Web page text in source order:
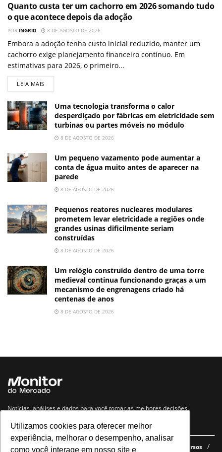
Utilizamos cookies para oferecer melhor
experiência, melhorar o desempenho, analisar
como você interage em nosso site e
Quanto custa ter um cachorro em 2026 somando tudo
o que acontece depois da adoção
POR INGRID 8 DE AGOSTO DE 2026
Embora a adoção tenha custo inicial reduzido, manter um
cachorro exige planejamento financeiro contínuo. Em
estimativas para 2026, o primeiro...
LEIA MAIS
Uma tecnologia transforma o calor
desperdiçado por fábricas em eletricidade sem
turbinas ou partes móveis no módulo
8 DE AGOSTO DE 2026
Um pequeno vazamento pode aumentar a
conta de água muito antes de aparecer na
parede
8 DE AGOSTO DE 2026
Pequenos reatores nucleares modulares
prometem levar eletricidade a regiões onde
grandes usinas dificilmente seriam
construídas
8 DE AGOSTO DE 2026
Um relógio construído dentro de uma torre
medieval continua funcionando graças a um
mecanismo de engrenagens criado há
centenas de anos
8 DE AGOSTO DE 2026
Notícias, análises e dados para você tomar as melhores decisões.
Navegue no site
Últimas notícias Quem somos E-books gratuitos Cursos